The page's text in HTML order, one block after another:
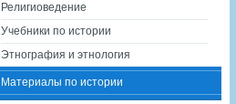
Религиоведение
Учебники по истории
Этнография и этнология
Материалы по истории